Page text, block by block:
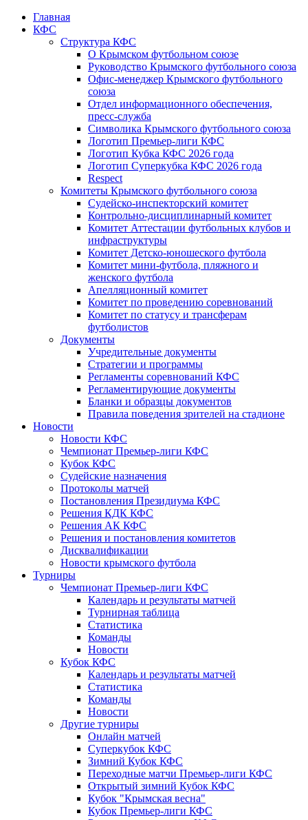
Главная
КФС
Структура КФС
О Крымском футбольном союзе
Руководство Крымского футбольного союза
Офис-менеджер Крымского футбольного
союза
Отдел информационного обеспечения,
пресс-служба
Символика Крымского футбольного союза
Логотип Премьер-лиги КФС
Логотип Кубка КФС 2026 года
Логотип Суперкубка КФС 2026 года
Respect
Комитеты Крымского футбольного союза
Судейско-инспекторский комитет
Контрольно-дисциплинарный комитет
Комитет Аттестации футбольных клубов и
инфраструктуры
Комитет Детско-юношеского футбола
Комитет мини-футбола, пляжного и
женского футбола
Апелляционный комитет
Комитет по проведению соревнований
Комитет по статусу и трансферам
футболистов
Документы
Учредительные документы
Стратегии и программы
Регламенты соревнований КФС
Регламентирующие документы
Бланки и образцы документов
Правила поведения зрителей на стадионе
Новости
Новости КФС
Чемпионат Премьер-лиги КФС
Кубок КФС
Судейские назначения
Протоколы матчей
Постановления Президиума КФС
Решения КДК КФС
Решения АК КФС
Решения и постановления комитетов
Дисквалификации
Новости крымского футбола
Турниры
Чемпионат Премьер-лиги КФС
Календарь и результаты матчей
Турнирная таблица
Статистика
Команды
Новости
Кубок КФС
Календарь и результаты матчей
Статистика
Команды
Новости
Другие турниры
Онлайн матчей
Суперкубок КФС
Зимний Кубок КФС
Переходные матчи Премьер-лиги КФС
Открытый зимний Кубок КФС
Кубок "Крымская весна"
Кубок Премьер-лиги КФС